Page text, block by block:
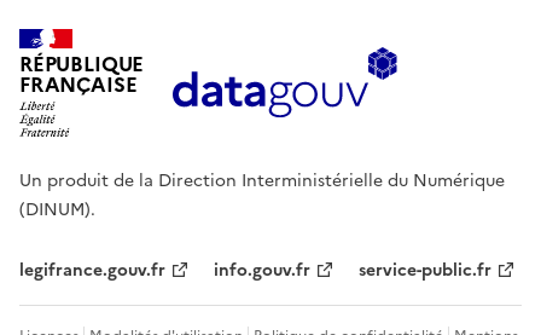
RÉPUBLIQUE
FRANÇAISE
Un produit de la Direction Interministérielle du Numérique
(DINUM).
legifrance.gouv.fr info.gouv.fr service-public.fr